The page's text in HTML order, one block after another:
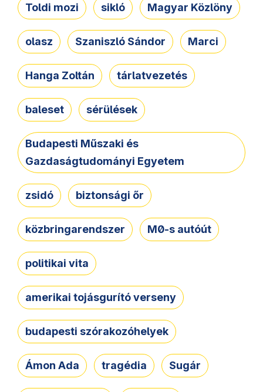
Toldi mozi sikló Magyar Közlöny
olasz Szaniszló Sándor Marci
Hanga Zoltán tárlatvezetés
baleset sérülések
Budapesti Műszaki és
Gazdaságtudományi Egyetem
zsidó biztonsági őr
közbringarendszer M0-s autóút
politikai vita
amerikai tojásgurító verseny
budapesti szórakozóhelyek
Ámon Ada tragédia Sugár